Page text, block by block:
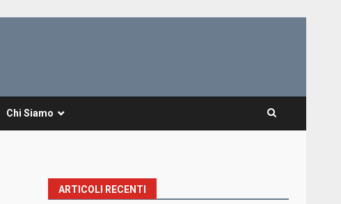
Chi Siamo
ARTICOLI RECENTI